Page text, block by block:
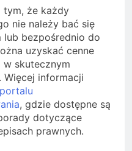
tym, że każdy
nie należy bać się
lub bezpośrednio do
uzyskać cenne
skutecznym
informacji
portalu
, gdzie dostępne są
dotyczące
prawnych.